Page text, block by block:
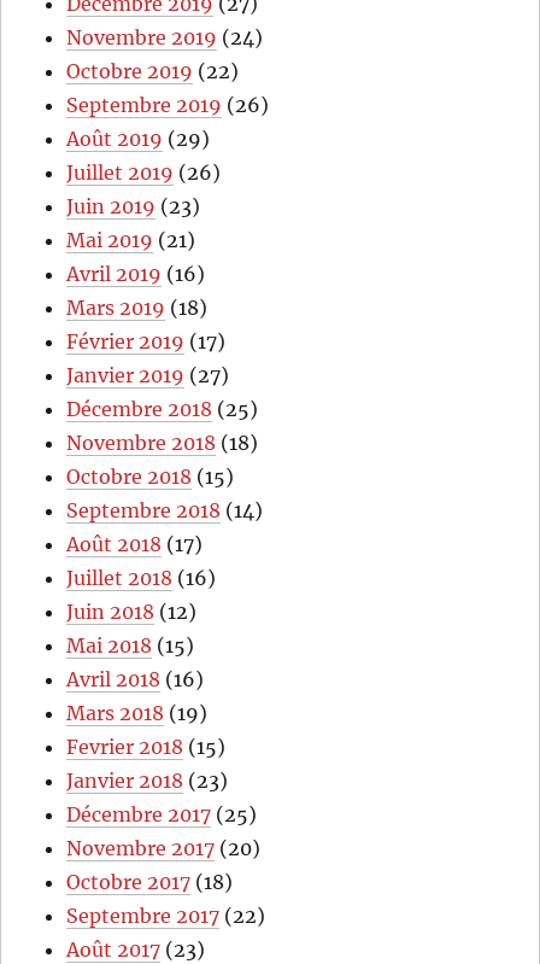
Novembre 2019 (24)
Octobre 2019 (22)
Septembre 2019 (26)
Août 2019 (29)
Juillet 2019 (26)
Juin 2019 (23)
Mai 2019 (21)
Avril 2019 (16)
Mars 2019 (18)
Février 2019 (17)
Janvier 2019 (27)
Décembre 2018 (25)
Novembre 2018 (18)
Octobre 2018 (15)
Septembre 2018 (14)
Août 2018 (17)
Juillet 2018 (16)
Juin 2018 (12)
Mai 2018 (15)
Avril 2018 (16)
Mars 2018 (19)
Fevrier 2018 (15)
Janvier 2018 (23)
Décembre 2017 (25)
Novembre 2017 (20)
Octobre 2017 (18)
Septembre 2017 (22)
Août 2017 (23)